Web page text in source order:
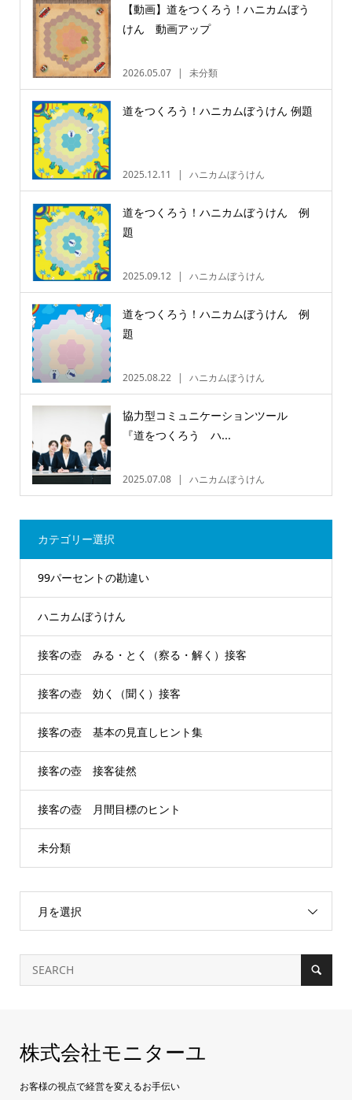
【動画】道をつくろう！ハニカムぼう
けん 動画アップ
2026.05.07 未分類
道をつくろう！ハニカムぼうけん 例題
2025.12.11 ハニカムぼうけん
道をつくろう！ハニカムぼうけん 例
題
2025.09.12 ハニカムぼうけん
道をつくろう！ハニカムぼうけん 例
題
2025.08.22 ハニカムぼうけん
協力型コミュニケーションツール
『道をつくろう ハ...
2025.07.08 ハニカムぼうけん
カテゴリー選択
99パーセントの勘違い
ハニカムぼうけん
接客の壺 みる・とく（察る・解く）接客
接客の壺 効く（聞く）接客
接客の壺 基本の見直しヒント集
接客の壺 接客徒然
接客の壺 月間目標のヒント
未分類
月を選択
株式会社モニターユ
お客様の視点で経営を変えるお手伝い